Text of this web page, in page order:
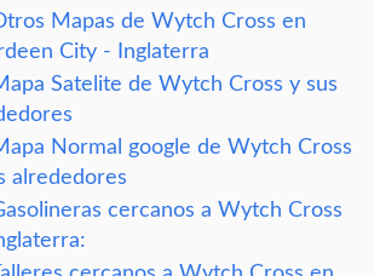
Mapas de Wytch Cross en
City - Inglaterra
Satelite de Wytch Cross y sus
Normal google de Wytch Cross
alrededores
cercanos a Wytch Cross